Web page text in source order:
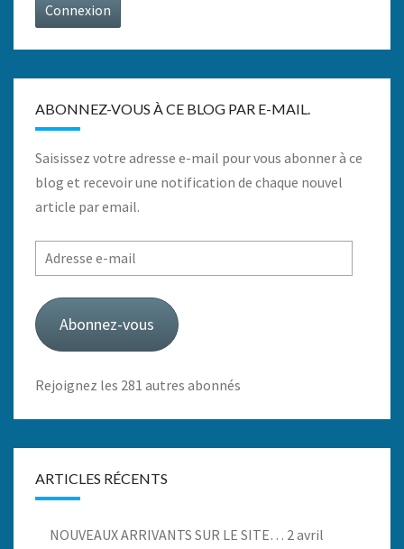
Connexion
ABONNEZ-VOUS À CE BLOG PAR E-MAIL.
Saisissez votre adresse e-mail pour vous abonner à ce
blog et recevoir une notification de chaque nouvel
article par email.
Adresse
e-
mail
Abonnez-vous
Rejoignez les 281 autres abonnés
ARTICLES RÉCENTS
NOUVEAUX ARRIVANTS SUR LE SITE… 2 avril